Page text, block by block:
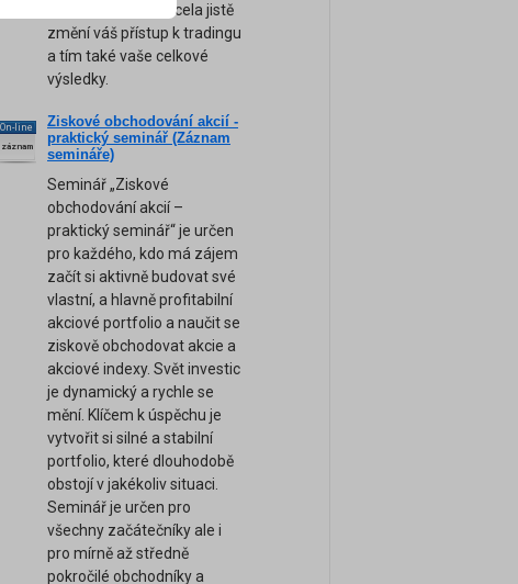
unikátní seminář zcela jistě
změní váš přístup k tradingu
a tím také vaše celkové
výsledky.
On-line
záznam
Ziskové obchodování akcií -
praktický seminář (Záznam
semináře)
Seminář „Ziskové
obchodování akcií –
praktický seminář“ je určen
pro každého, kdo má zájem
začít si aktivně budovat své
vlastní, a hlavně profitabilní
akciové portfolio a naučit se
ziskově obchodovat akcie a
akciové indexy. Svět investic
je dynamický a rychle se
mění. Klíčem k úspěchu je
vytvořit si silné a stabilní
portfolio, které dlouhodobě
obstojí v jakékoliv situaci.
Seminář je určen pro
všechny začátečníky ale i
pro mírně až středně
pokročilé obchodníky a